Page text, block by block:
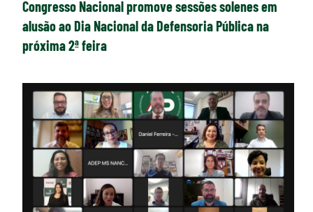
Congresso Nacional promove sessões solenes em
alusão ao Dia Nacional da Defensoria Pública na
próxima 2ª feira